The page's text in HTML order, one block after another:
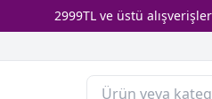
2999TL ve üstü